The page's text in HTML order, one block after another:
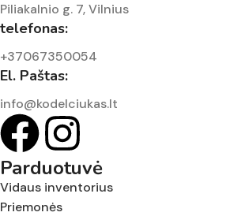
Piliakalnio g. 7, Vilnius
telefonas:
+37067350054
El. Paštas:
info@kodelciukas.lt
Parduotuvė
Vidaus inventorius
Priemonės